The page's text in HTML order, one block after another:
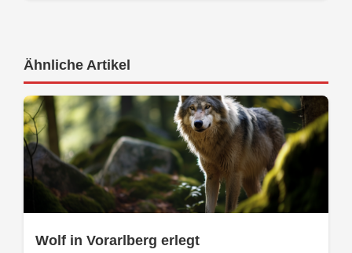
Ähnliche Artikel
Wolf in Vorarlberg erlegt